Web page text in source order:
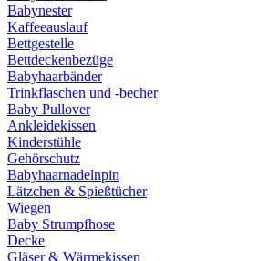
Babynester
Kaffeeauslauf
Bettgestelle
Bettdeckenbezüge
Babyhaarbänder
Trinkflaschen und -becher
Baby Pullover
Ankleidekissen
Kinderstühle
Gehörschutz
Babyhaarnadelnpin
Lätzchen & Spießtücher
Wiegen
Baby Strumpfhose
Decke
Gläser & Wärmekissen